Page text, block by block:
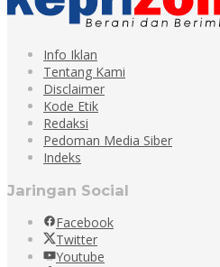
Info Iklan
Tentang Kami
Disclaimer
Kode Etik
Redaksi
Pedoman Media Siber
Indeks
Jaringan Social
Facebook
Twitter
Youtube